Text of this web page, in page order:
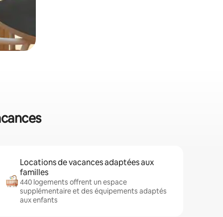
Locations de vacances adaptées aux
familles
440 logements offrent un espace
supplémentaire et des équipements adaptés
aux enfants